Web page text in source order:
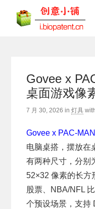
Govee x
桌面游戏像
7 月 30, 2026 in灯具 with
Govee x PAC-
电脑桌搭，摆放在
有两种尺寸，分别
52×32 像素的长方
股票、NBA/NFL
个预设场景，支持